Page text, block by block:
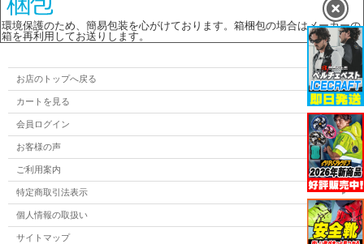
環境保護のため、簡易包装を心がけております。箱梱包の場合はメーカーの
箱を再利用してお送りします。
お店のトップへ戻る
カートを見る
会員ログイン
お客様の声
ご利用案内
特定商取引法表示
個人情報の取扱い
サイトマップ